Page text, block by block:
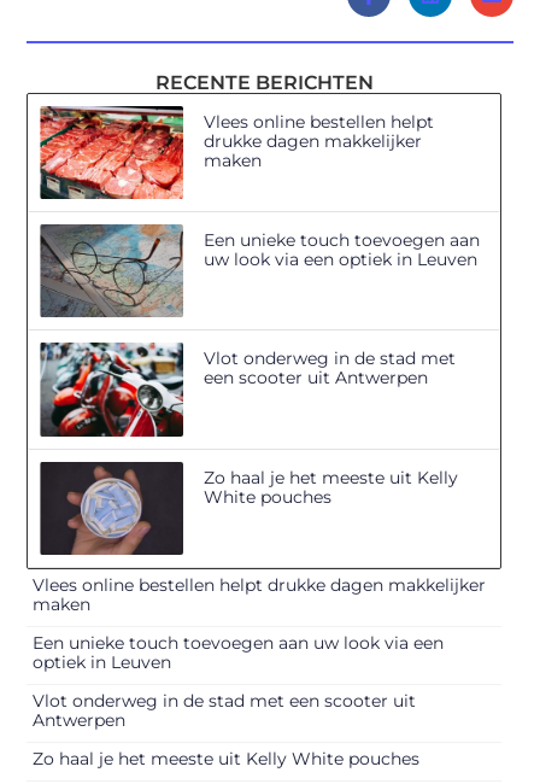
RECENTE BERICHTEN
Vlees online bestellen helpt
drukke dagen makkelijker
maken
Een unieke touch toevoegen aan
uw look via een optiek in Leuven
Vlot onderweg in de stad met
een scooter uit Antwerpen
Zo haal je het meeste uit Kelly
White pouches
Vlees online bestellen helpt drukke dagen makkelijker
maken
Een unieke touch toevoegen aan uw look via een
optiek in Leuven
Vlot onderweg in de stad met een scooter uit
Antwerpen
Zo haal je het meeste uit Kelly White pouches